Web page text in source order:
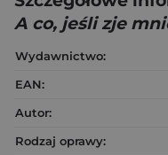
A co, jeśli zje
Wydawnictwo:
EAN:
Autor:
Rodzaj oprawy: